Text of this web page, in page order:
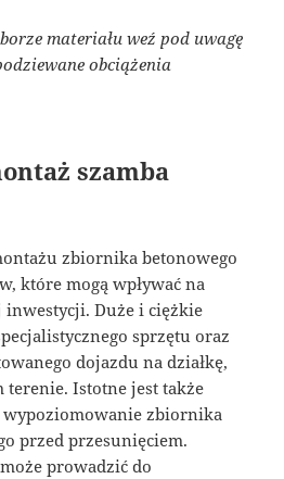
materiału weź pod uwagę
obciążenia
szamba
zbiornika betonowego
które mogą wpływać na
inwestycji. Duże i ciężkie
sprzętu oraz
dojazdu na działkę,
terenie. Istotne jest także
wypoziomowanie zbiornika
przed przesunięciem.
prowadzić do